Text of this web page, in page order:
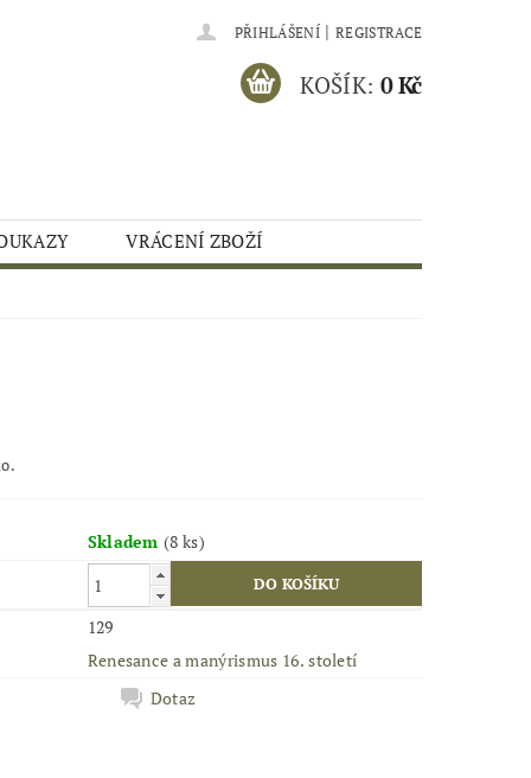
PŘIHLÁŠENÍ | REGISTRACE
KOŠÍK: 0 Kč
VRÁCENÍ ZBOŽÍ
Skladem(8 ks)
129
Renesance a manýrismus 16. století
Dotaz